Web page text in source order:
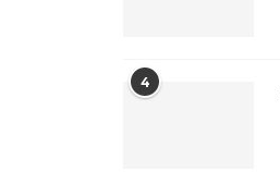
4